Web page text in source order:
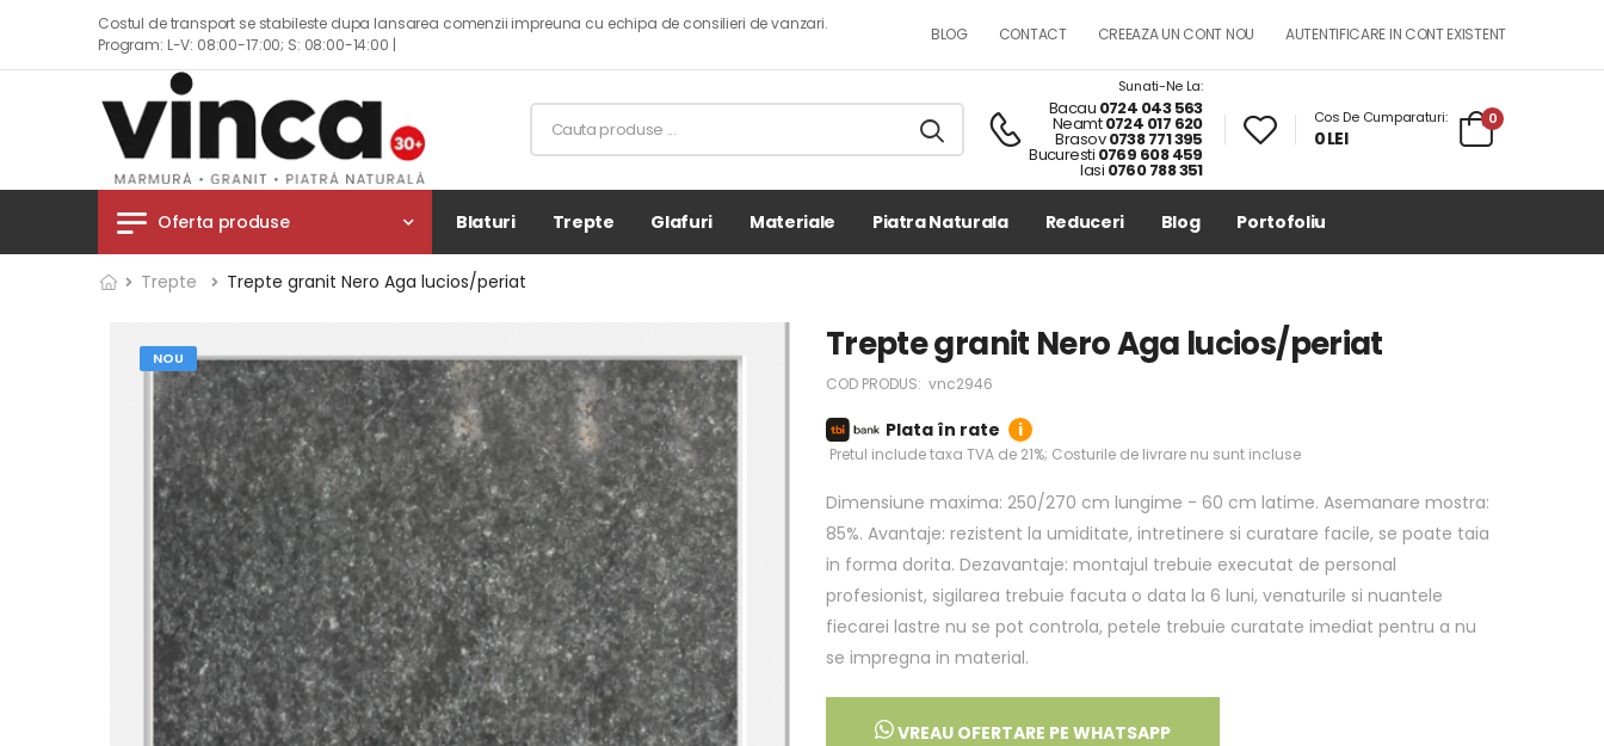
Costul de transport se stabileste dupa lansarea comenzii impreuna cu echipa de consilieri de vanzari.
Program: L-V: 08:00-17:00; S: 08:00-14:00 |
BLOG CONTACT CREEAZA UN CONT NOU AUTENTIFICARE IN CONT EXISTENT
Sunati-Ne La:
Bacau 0724 043 563
Neamt0724 017 620
Brasov0738 771 395
Bucuresti 0769 608 459
Iasi 0760 788 351
Cos De Cumparaturi:
0 LEI
0
Oferta produse Blaturi Trepte Glafuri Materiale Piatra Naturala Reduceri Blog Portofoliu
Trepte Trepte granit Nero Aga lucios/periat
NOU Trepte granit Nero Aga lucios/periat
COD PRODUS: vnc2946
Plata în rate i
Pretul include taxa TVA de 21%; Costurile de livrare nu sunt incluse
Dimensiune maxima: 250/270 cm lungime - 60 cm latime. Asemanare mostra:
85%. Avantaje: rezistent la umiditate, intretinere si curatare facile, se poate taia
in forma dorita. Dezavantaje: montajul trebuie executat de personal
profesionist, sigilarea trebuie facuta o data la 6 luni, venaturile si nuantele
fiecarei lastre nu se pot controla, petele trebuie curatate imediat pentru a nu
se impregna in material.
VREAU OFERTARE PE WHATSAPP